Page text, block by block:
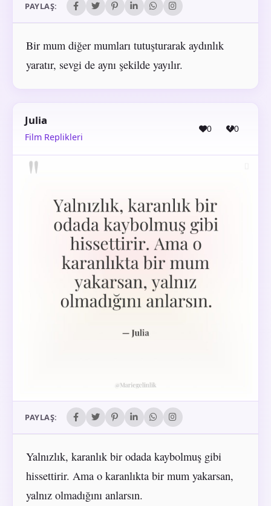
PAYLAŞ:
Bir mum diğer mumları tutuşturarak aydınlık
yaratır, sevgi de aynı şekilde yayılır.
Julia
Film Replikleri
0 0
PAYLAŞ:
Yalnızlık, karanlık bir odada kaybolmuş gibi
hissettirir. Ama o karanlıkta bir mum yakarsan,
yalnız olmadığını anlarsın.